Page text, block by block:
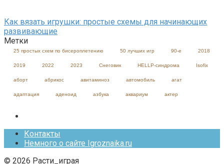
Как вязать игрушки: простые схемы для начинающих
развивающие
Метки
25 простых схем по бисероплетению 50 лучших игр 90-е 2018
2019 2022 2023 Cнеговик HELLP-синдрома Isofix
аборт абрикос авитаминоз автомобиль агат
адаптация аденоид азбука аквариум актер
Контакты
Немного о сайте Igroznaika.ru
© 2026 Расти_играя